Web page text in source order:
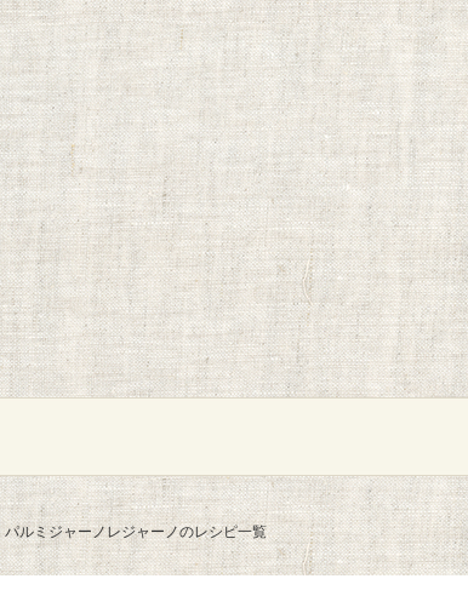
パルミジャーノレジャーノのレシピ一覧